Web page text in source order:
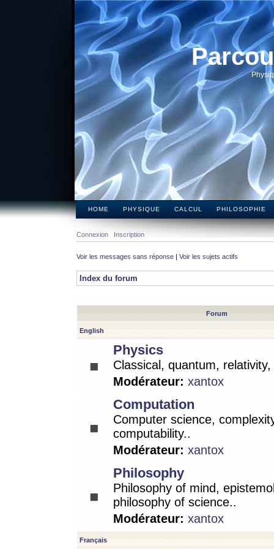
HOME PHYSIQUE CALCUL PHILOSOPHIE
Connexion Inscription
Voir les messages sans réponse | Voir les sujets actifs
Index du forum
Forum
English
Physics
Classical, quantum,
Modérateur: xantox
Computation
Computer science,
computability..
Modérateur: xantox
Philosophy
Philosophy of mind,
philosophy of science..
Modérateur: xantox
Français